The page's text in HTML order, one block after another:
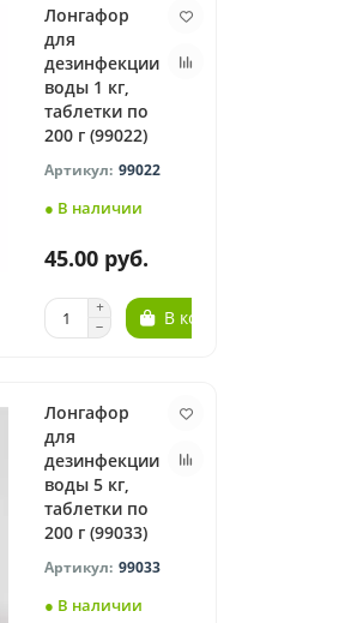
Лонгафор
для
дезинфекции
воды 1 кг,
таблетки по
200 г (99022)
99022
● В наличии
45.00 руб.
В корзину
Лонгафор
для
дезинфекции
воды 5 кг,
таблетки по
200 г (99033)
99033
● В наличии